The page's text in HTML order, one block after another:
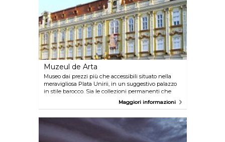
Muzeul de Arta
Museo dai prezzi più che accessibili situato nella
meravigliosa Plata Unirii, in un suggestivo palazzo
in stile barocco. Sia le collezioni permanenti che
quelle temporanee meritano di essere visitate, in
particolar modo per ammirare le opere dai maggiori
nella cultura del luogo.
Maggiori informazioni